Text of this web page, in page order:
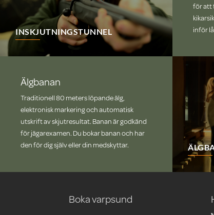
INSKJUTNINGSTUNNEL
för att
inför
Älgbanan
Traditionell 80 meters löpande älg,
elektronisk markering och automatisk
utskrift av skjutresultat. Banan är godkänd
för jägarexamen. Du bokar banan och har
den för dig själv eller din medskyttar.
Boka varpsund